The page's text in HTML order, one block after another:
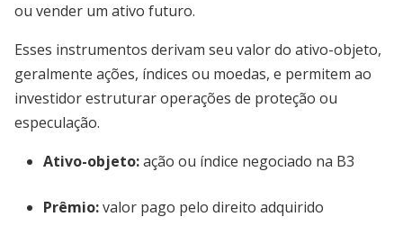
ou vender um ativo futuro.
Esses instrumentos derivam seu valor do ativo-objeto,
geralmente ações, índices ou moedas, e permitem ao
investidor estruturar operações de proteção ou
especulação.
Ativo-objeto:ação ou índice negociado na B3
Prêmio:valor pago pelo direito adquirido